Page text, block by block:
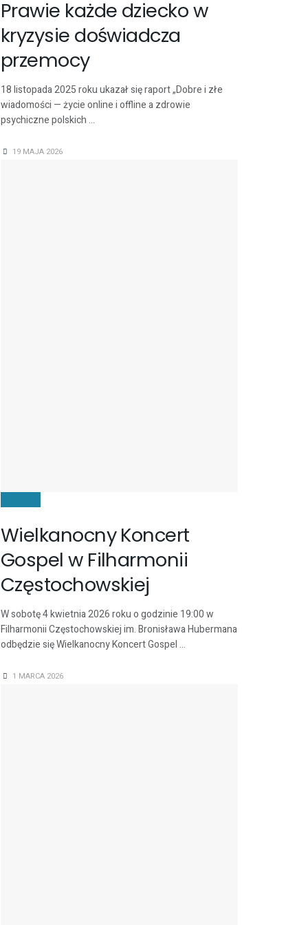
Prawie każde dziecko w
kryzysie doświadcza
przemocy
18 listopada 2025 roku ukazał się raport „Dobre i złe
wiadomości — życie online i offline a zdrowie
psychiczne polskich ...
19 MAJA 2026
Wielkanocny Koncert
Gospel w Filharmonii
Częstochowskiej
W sobotę 4 kwietnia 2026 roku o godzinie 19:00 w
Filharmonii Częstochowskiej im. Bronisława Hubermana
odbędzie się Wielkanocny Koncert Gospel ...
1 MARCA 2026